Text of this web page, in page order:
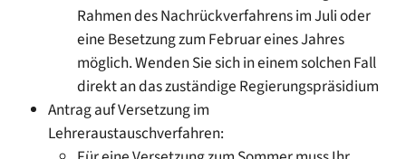
Rahmen des Nachrückverfahrens im Juli oder
eine Besetzung zum Februar eines Jahres
möglich. Wenden Sie sich in einem solchen Fall
direkt an das zuständige Regierungspräsidium
Antrag auf Versetzung im
Lehreraustauschverfahren: